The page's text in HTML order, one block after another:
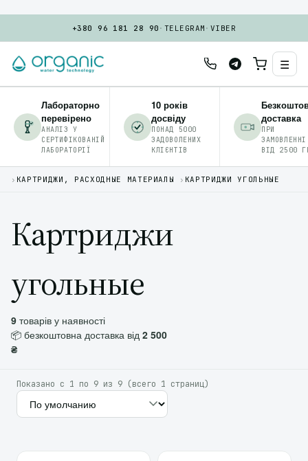
+380 96 181 28 90 · TELEGRAM · VIBER
☰
Лабораторно
перевірено
АНАЛІЗ У
СЕРТИФІКОВАНІЙ
ЛАБОРАТОРІЇ
10 років
досвіду
ПОНАД 5000
ЗАДОВОЛЕНИХ
КЛІЄНТІВ
доставка
ПРИ
ЗАМОВЛЕННІ
ВІД 2500
› КАРТРИДЖИ, РАСХОДНЫЕ МАТЕРИАЛЫ › КАРТРИДЖИ УГОЛЬНЫЕ
Картриджи
угольные
9 товарів у наявності
📦 безкоштовна доставка від 2 500
₴
Показано с 1 по 9 из 9 (всего 1 страниц)